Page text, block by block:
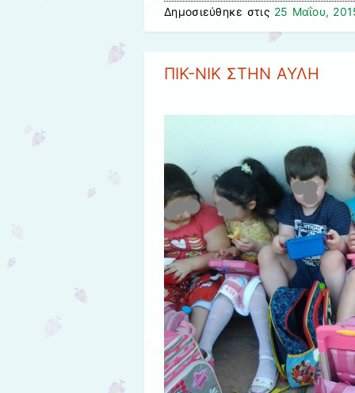
Δημοσιεύθηκε στις 25 Μαΐου,
ΠΙΚ-ΝΙΚ ΣΤΗΝ ΑΥΛΗ